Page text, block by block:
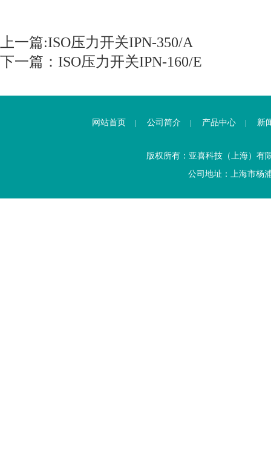
上一篇:ISO压力开关IPN-350/A
下一篇： ISO压力开关IPN-160/E
网站首页 公司简介 产品中心 新
版权所有：亚喜科技（上海）
公司地址：上海市杨